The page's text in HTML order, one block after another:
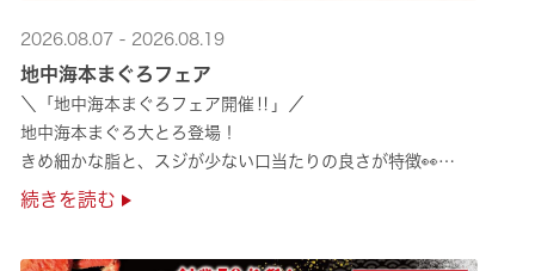
2026.08.07 - 2026.08.19
地中海本まぐろフェア
＼「地中海本まぐろフェア開催‼」／
地中海本まぐろ大とろ登場！
きめ細かな脂と、スジが少ない口当たりの良さが特徴👀
さらに、鹿児島で育った高級魚【鹿児島県産活〆かんぱち】など
続きを読む